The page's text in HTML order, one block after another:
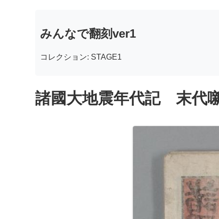
みんなで翻刻ver1
コレクション: STAGE1
諸國大地震年代記 末代